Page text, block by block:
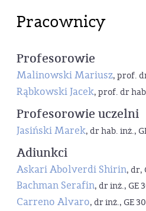
Pracownicy
Profesorowie
Malinowski Mariusz, prof.
Rąbkowski Jacek, prof. dr
Profesorowie uczelni
Jasiński Marek, dr hab. inż.,
Adiunkci
Askari Abolverdi Shirin, dr,
Bachman Serafin, dr inż., GE
Carreno Alvaro, dr inż., GE